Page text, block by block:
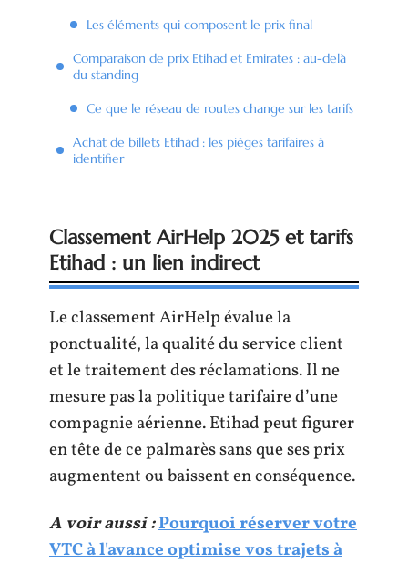
Les éléments qui composent le prix final
Comparaison de prix Etihad et Emirates : au-delà
du standing
Ce que le réseau de routes change sur les tarifs
Achat de billets Etihad : les pièges tarifaires à
identifier
Classement AirHelp 2025 et tarifs
Etihad : un lien indirect
Le classement AirHelp évalue la
ponctualité, la qualité du service client
et le traitement des réclamations. Il ne
mesure pas la politique tarifaire d’une
compagnie aérienne. Etihad peut figurer
en tête de ce palmarès sans que ses prix
augmentent ou baissent en conséquence.
A voir aussi :Pourquoi réserver votre
VTC à l'avance optimise vos trajets à